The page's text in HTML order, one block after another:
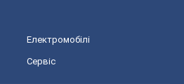
Електромобілі
Сервіс